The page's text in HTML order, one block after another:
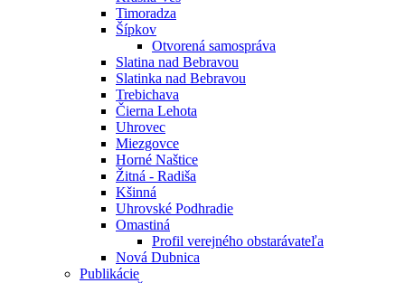
Timoradza
Šípkov
Otvorená samospráva
Slatina nad Bebravou
Slatinka nad Bebravou
Trebichava
Čierna Lehota
Uhrovec
Miezgovce
Horné Naštice
Žitná - Radiša
Kšinná
Uhrovské Podhradie
Omastiná
Profil verejného obstarávateľa
Nová Dubnica
Publikácie